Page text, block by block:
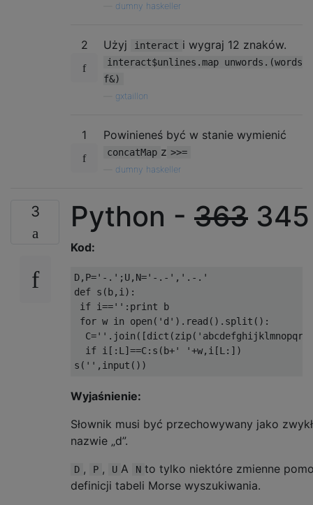
dumny haskeller
2 Użyj interact i wygraj 12 znaków.
interact$unlines.map unwords.(words
f&)
gxtaillon
1 Powinieneś być w stanie wymienić
concatMap z >>=
dumny haskeller
3 Python - 363 345
Kod:
D,P='-.';U,N='-.-','.-.'
def s(b,i):
if i=='':print b
for w in open('d').read().split():
  if i[:L]==C:s(b+' '+w,i[L:])
Wyjaśnienie:
Słownik musi być przechowywany jako
nazwie „d”.
D , P , U A N to tylko niektóre zmienne
definicji tabeli Morse wyszukiwania.